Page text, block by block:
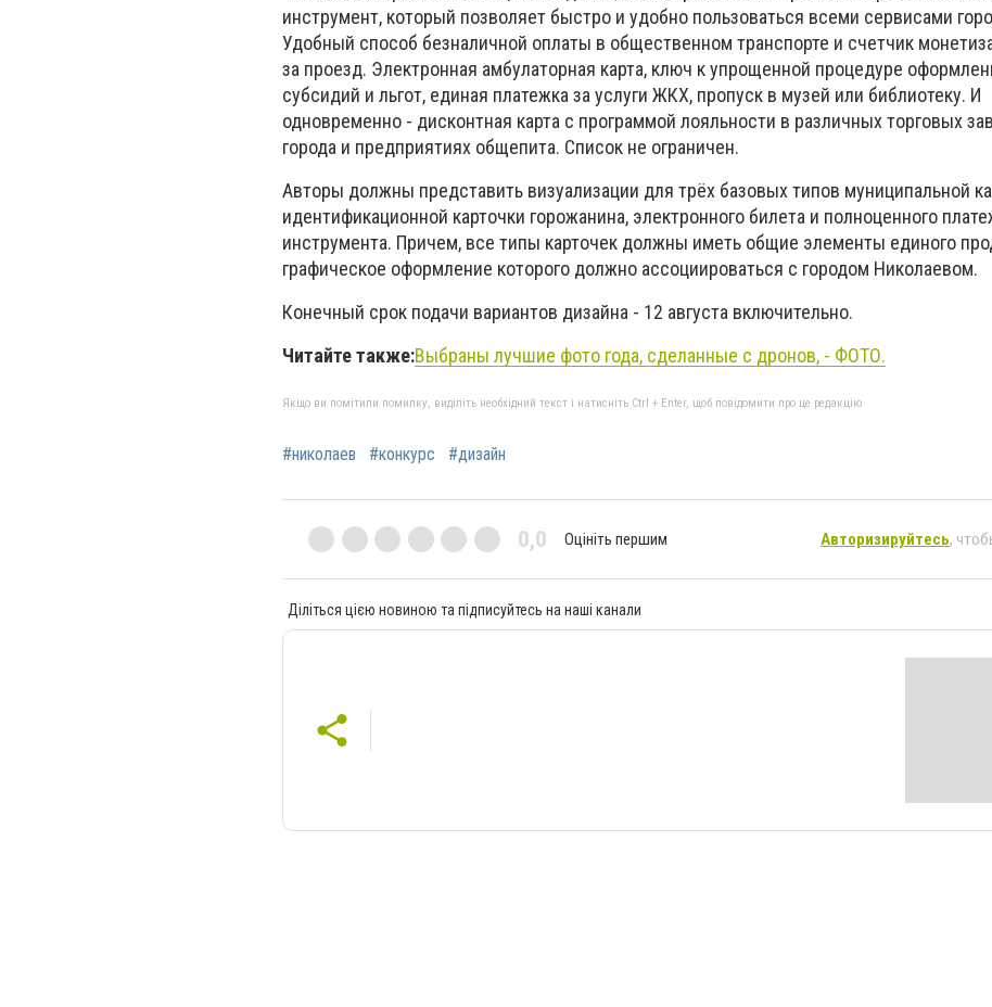
инструмент, который позволяет быстро и удобно пользоваться всеми сервисами
Удобный способ безналичной оплаты в общественном транспорте и счетчик
за проезд. Электронная амбулаторная карта, ключ к упрощенной процедуре
субсидий и льгот, единая платежка за услуги ЖКХ, пропуск в музей или библиотеку. И
одновременно - дисконтная карта с программой лояльности в различных торговых
города и предприятиях общепита. Список не ограничен.
Авторы должны представить визуализации для трёх базовых типов муниципальной
идентификационной карточки горожанина, электронного билета и полноценного
инструмента. Причем, все типы карточек должны иметь общие элементы единого
графическое оформление которого должно ассоциироваться с городом Николаевом.
Конечный срок подачи вариантов дизайна - 12 августа включительно.
Читайте также:Выбраны лучшие фото года, сделанные с дронов, - ФОТО.
Якщо ви помітили помилку, виділіть необхідний текст і натисніть Ctrl + Enter, щоб повідомити про це редакцію
#николаев #конкурс #дизайн
0,0 Оцініть першим Авторизируйтесь,
Діліться цією новиною та підписуйтесь на наші канали